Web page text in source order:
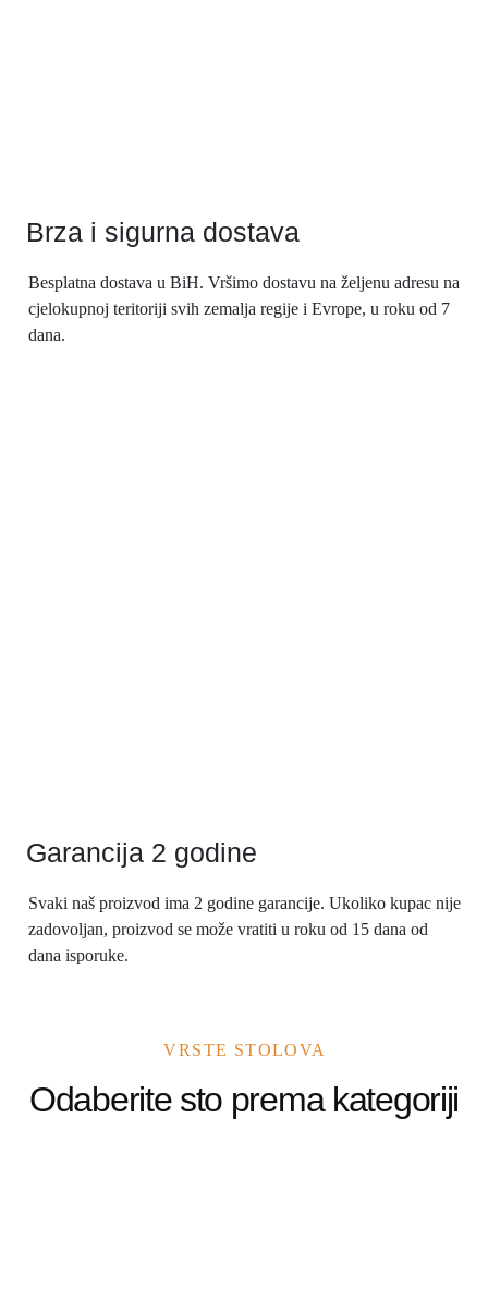
Brza i sigurna dostava
Besplatna dostava u BiH. Vršimo dostavu na željenu adresu na
cjelokupnoj teritoriji svih zemalja regije i Evrope, u roku od 7
dana.
Garancija 2 godine
Svaki naš proizvod ima 2 godine garancije. Ukoliko kupac nije
zadovoljan, proizvod se može vratiti u roku od 15 dana od
dana isporuke.
VRSTE STOLOVA
Odaberite sto prema kategoriji